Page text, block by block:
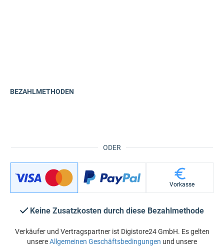
ODER
BEZAHLMETHODEN
Vorkasse
Keine Zusatzkosten durch diese Bezahlmethode
Verkäufer und Vertragspartner ist Digistore24 GmbH. Es gelten
unsereAllgemeinen Geschäftsbedingungen und unsere